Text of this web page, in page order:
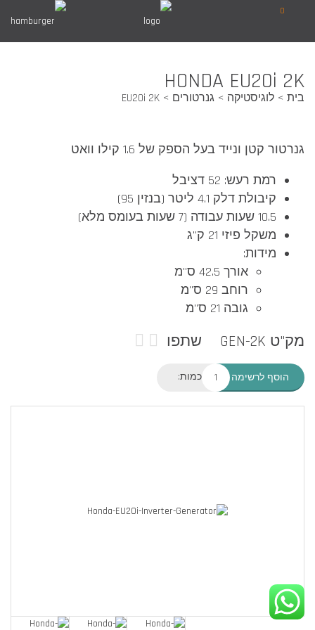
0
HONDA EU20i 2K
בית לוגיסטיקה גנרטורים EU20i 2K
גנרטור קטן ונייד בעל הספק של 1.6 קילו וואט
רמת רעש: 52 דציבל
קיבולת דלק 4.1 ליטר (בנזין 95)
10.5 שעות עבודה (7 שעות בעומס מלא)
משקל פיזי 21 ק"ג
מידות:
אורך 42.5 ס"מ
רוחב 29 ס"מ
גובה 21 ס"מ
מק"ט GEN-2K שתפו
כמות: הוסף לרשימה